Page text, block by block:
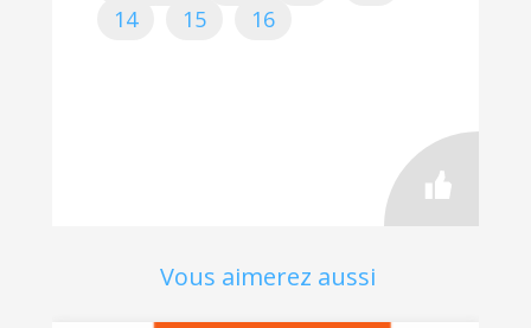
14
15 16
Vous aimerez aussi